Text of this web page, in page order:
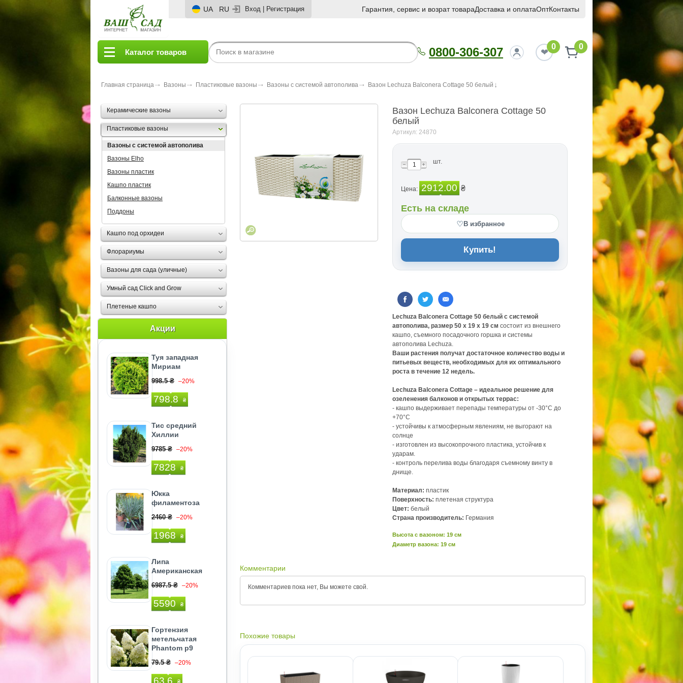
UA RU Вход Регистрация Гарантия, сервис и возрат товараДоставка и оплатаОптКонтакты
Каталог товаров 0800-306-307 0 0
Главная страница Вазоны Пластиковые вазоны Вазоны с системой автополива Вазон Lechuza Balconera Cottage 50 белый
Керамические вазоны
Пластиковые вазоны
Вазоны с системой автополива
Вазоны Elho
Вазоны пластик
Кашпо пластик
Балконные вазоны
Поддоны
Кашпо под орхидеи
Флорариумы
Вазоны для сада (уличные)
Умный сад Click and Grow
Плетеные кашпо
Акции
Туя западная
Мириам
998.5 ₴ –20%
798.8 ₴
Тис средний
Хиллии
9785 ₴ –20%
7828 ₴
Юкка
филаментоза
2460 ₴ –20%
1968 ₴
Липа
Американская
6987.5 ₴ –20%
5590 ₴
Гортензия
метельчатая
Phantom р9
79.5 ₴ –20%
63.6 ₴
Вазон Lechuza Balconera Cottage 50
белый
Артикул: 24870
шт.
Цена: 2912.00 ₴
Есть на складе
♡В избранное
Купить!
Lechuza Balconera Cottage 50 белый с системой
автополива, размер 50 х 19 х 19 см состоит из внешнего
кашпо, съемного посадочного горшка и системы
автополива Lechuza.
Ваши растения получат достаточное количество воды и
питьевых веществ, необходимых для их оптимального
роста в течение 12 недель.
Lechuza Balconera Cottage – идеальное решение для
озеленения балконов и открытых террас:
- кашпо выдерживает перепады температуры от -30°С до
+70°С
- устойчивы к атмосферным явлениям, не выгорают на
солнце
- изготовлен из высокопрочного пластика, устойчив к
ударам.
- контроль перелива воды благодаря съемному винту в
днище.
Материал: пластик
Поверхность: плетеная структура
Цвет: белый
Страна производитель: Германия
Высота c вазоном: 19 см
Диаметр вазона: 19 см
Комментарии
Комментариев пока нет, Вы можете свой.
Похожие товары